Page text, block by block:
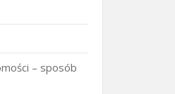
– sposób